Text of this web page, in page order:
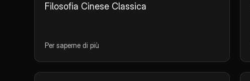
Filosofia Cinese Classica
Per saperne di più